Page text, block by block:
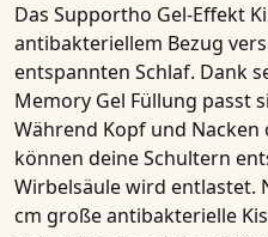
Das Supportho Gel-Effekt
antibakteriellem Bezug
entspannten Schlaf. Dank
Memory Gel Füllung passt
Während Kopf und
können deine Schultern
Wirbelsäule wird entlastet.
cm große antibakterielle